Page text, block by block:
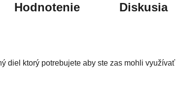
Hodnotenie Diskusia
diel ktorý potrebujete aby ste zas mohli